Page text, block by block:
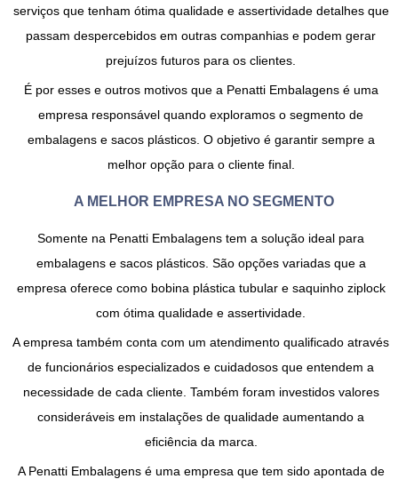
serviços que tenham ótima qualidade e assertividade detalhes que
passam despercebidos em outras companhias e podem gerar
prejuízos futuros para os clientes.
É por esses e outros motivos que a Penatti Embalagens é uma
empresa responsável quando exploramos o segmento de
embalagens e sacos plásticos. O objetivo é garantir sempre a
melhor opção para o cliente final.
A MELHOR EMPRESA NO SEGMENTO
Somente na Penatti Embalagens tem a solução ideal para
embalagens e sacos plásticos. São opções variadas que a
empresa oferece como bobina plástica tubular e saquinho ziplock
com ótima qualidade e assertividade.
A empresa também conta com um atendimento qualificado através
de funcionários especializados e cuidadosos que entendem a
necessidade de cada cliente. Também foram investidos valores
consideráveis em instalações de qualidade aumentando a
eficiência da marca.
A Penatti Embalagens é uma empresa que tem sido apontada de